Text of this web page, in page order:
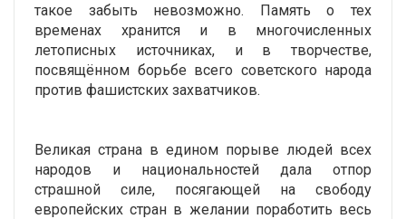
такое забыть невозможно. Память о тех
временах хранится и в многочисленных
летописных источниках, и в творчестве,
посвящённом борьбе всего советского народа
против фашистских захватчиков.
Великая страна в едином порыве людей всех
народов и национальностей дала отпор
страшной силе, посягающей на свободу
европейских стран в желании поработить весь